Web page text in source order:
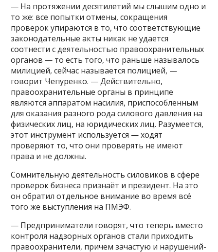
— На протяжении десятилетий мы слышим одно и
то же: все попытки отмены, сокращения
проверок упираются в то, что соответствующие
законодательные акты никак не удается
соотнести с деятельностью правоохранительных
органов — то есть того, что раньше называлось
милицией, сейчас называется полицией, —
говорит Чепуренко. — Действительно,
правоохранительные органы в принципе
являются аппаратом насилия, приспособленным
для оказания разного рода силового давления на
физических лиц, на юридических лиц. Разумеется,
этот инструмент используется — ходят
проверяют то, что они проверять не имеют
права и не должны.
Сомнительную деятельность силовиков в сфере
проверок бизнеса признаёт и президент. На это
он обратил отдельное внимание во время всё
того же выступления на ПМЭФ.
— Предприниматели говорят, что теперь вместо
контроля надзорных органов стали приходить
правоохранители, причем зачастую и нарушений-